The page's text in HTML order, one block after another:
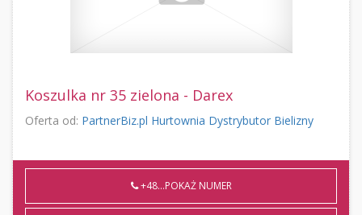
Koszulka nr 35 zielona - Darex
Oferta od: PartnerBiz.pl Hurtownia Dystrybutor Bielizny
+48...POKAŻ NUMER